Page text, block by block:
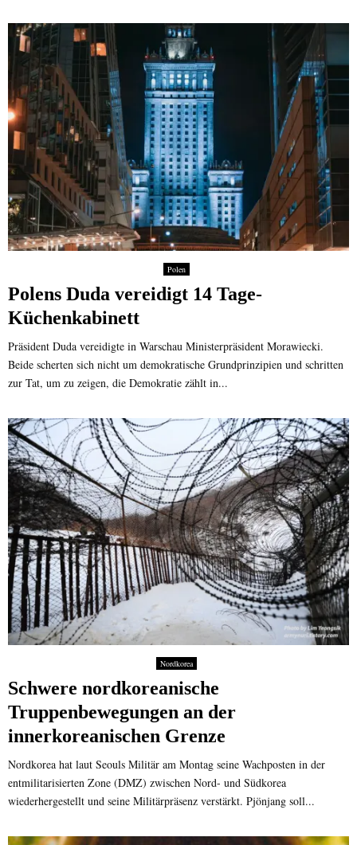
Polen
Polens Duda vereidigt 14 Tage-
Küchenkabinett
Präsident Duda vereidigte in Warschau Ministerpräsident Morawiecki.
Beide scherten sich nicht um demokratische Grundprinzipien und schritten
zur Tat, um zu zeigen, die Demokratie zählt in...
Nordkorea
Schwere nordkoreanische
Truppenbewegungen an der
innerkoreanischen Grenze
Nordkorea hat laut Seouls Militär am Montag seine Wachposten in der
entmilitarisierten Zone (DMZ) zwischen Nord- und Südkorea
wiederhergestellt und seine Militärpräsenz verstärkt. Pjönjang soll...